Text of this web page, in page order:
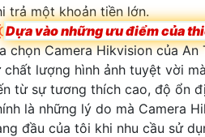
trả một khoản tiền lớn.
Dựa vào những ưu điểm của
chọn Camera Hikvision của An
chất lượng hình ảnh tuyệt vời
từ sự tương thích cao, độ ổn
là những lý do mà Camera
đầu của tôi khi nhu cầu sử